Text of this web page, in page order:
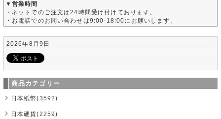
▼営業時間
・ネットでのご注文は24時間受け付けております。
・お電話でのお問い合わせは9:00-18:00にお願いします。
2026年8月9日
商品カテゴリー
日本紙幣(3592)
日本硬貨(2259)